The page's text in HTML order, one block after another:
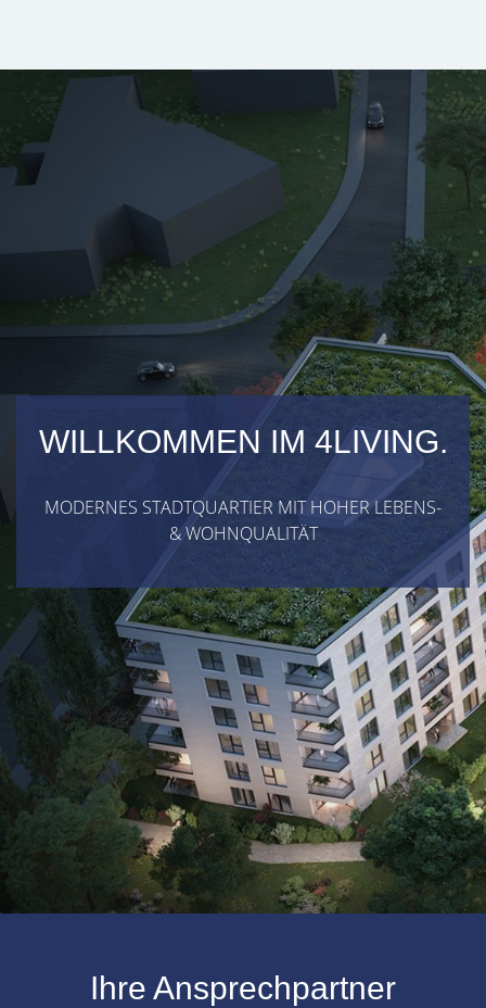
WILLKOMMEN IM 4LIVING.
MODERNES STADTQUARTIER MIT HOHER LEBENS-
& WOHNQUALITÄT
Ihre Ansprechpartner